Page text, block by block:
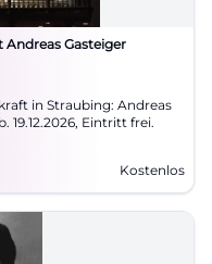
Gasteiger
in Straubing: Andreas
19.12.2026, Eintritt frei.
Kostenlos